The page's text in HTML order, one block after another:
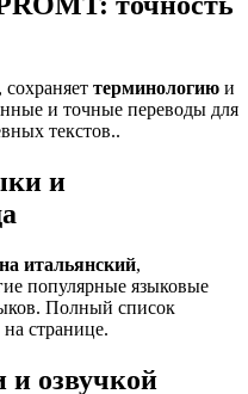
сохраняет терминологию и
и точные переводы для
текстов..
и
итальянский,
популярные языковые
Полный список
странице.
и озвучкой